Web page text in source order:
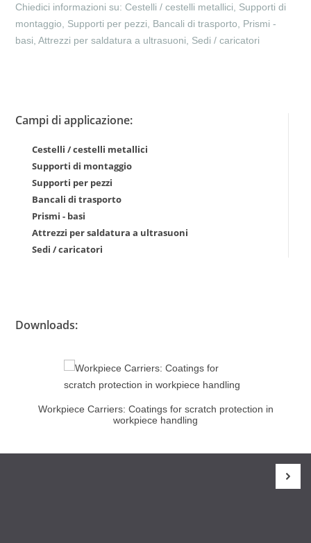
Chiedici informazioni su: Cestelli / cestelli metallici, Supporti di
montaggio, Supporti per pezzi, Bancali di trasporto, Prismi -
basi, Attrezzi per saldatura a ultrasuoni, Sedi / caricatori
Campi di applicazione:
Cestelli / cestelli metallici
Supporti di montaggio
Supporti per pezzi
Bancali di trasporto
Prismi - basi
Attrezzi per saldatura a ultrasuoni
Sedi / caricatori
Downloads:
Workpiece Carriers: Coatings for scratch protection in
workpiece handling